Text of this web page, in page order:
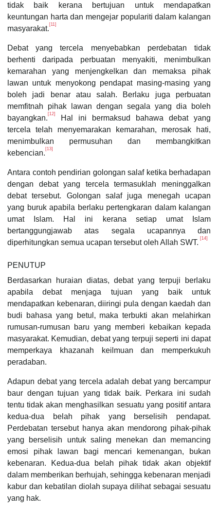
tidak baik kerana bertujuan untuk mendapatkan
keuntungan harta dan mengejar populariti dalam kalangan
masyarakat. [11]
Debat yang tercela menyebabkan perdebatan tidak
berhenti daripada perbuatan menyakiti, menimbulkan
kemarahan yang menjengkelkan dan memaksa pihak
lawan untuk menyokong pendapat masing-masing yang
boleh jadi benar atau salah. Berlaku juga perbuatan
memfitnah pihak lawan dengan segala yang dia boleh
bayangkan. [12]
Hal ini bermaksud bahawa debat yang
tercela telah menyemarakan kemarahan, merosak hati,
menimbulkan permusuhan dan membangkitkan
kebencian. [13]
Antara contoh pendirian golongan salaf ketika berhadapan
dengan debat yang tercela termasuklah meninggalkan
debat tersebut. Golongan salaf juga menegah ucapan
yang buruk apabila berlaku pertengkaran dalam kalangan
umat Islam. Hal ini kerana setiap umat Islam
bertanggungjawab atas segala ucapannya dan
diperhitungkan semua ucapan tersebut oleh Allah SWT. [14]
PENUTUP
Berdasarkan huraian diatas, debat yang terpuji berlaku
apabila debat menjaga tujuan yang baik untuk
mendapatkan kebenaran, diiringi pula dengan kaedah dan
budi bahasa yang betul, maka terbukti akan melahirkan
rumusan-rumusan baru yang memberi kebaikan kepada
masyarakat. Kemudian, debat yang terpuji seperti ini dapat
memperkaya khazanah keilmuan dan memperkukuh
peradaban.
Adapun debat yang tercela adalah debat yang bercampur
baur dengan tujuan yang tidak baik. Perkara ini sudah
tentu tidak akan menghasilkan sesuatu yang positif antara
kedua-dua belah pihak yang berselisih pendapat.
Perdebatan tersebut hanya akan mendorong pihak-pihak
yang berselisih untuk saling menekan dan memancing
emosi pihak lawan bagi mencari kemenangan, bukan
kebenaran. Kedua-dua belah pihak tidak akan objektif
dalam memberikan berhujah, sehingga kebenaran menjadi
kabur dan kebatilan diolah supaya dilihat sebagai sesuatu
yang hak.